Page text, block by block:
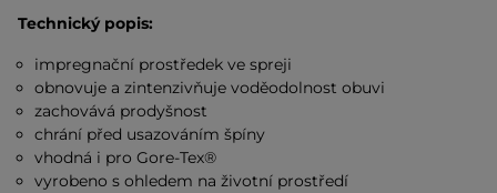
Technický popis:
impregnační prostředek ve spreji
obnovuje a zintenzivňuje voděodolnost obuvi
zachovává prodyšnost
chrání před usazováním špíny
vhodná i pro Gore-Tex®
vyrobeno s ohledem na životní prostředí